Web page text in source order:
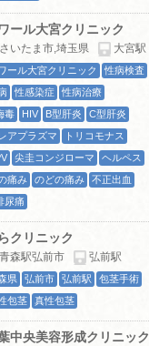
ール大宮クリニック
さいたま市,埼玉県 大宮駅
ール大宮クリニック
性病検査
性感染症
性病治療
毒 HIV B型肝炎
C型肝炎
アプラズマ
トリコモナス
尖圭コンジローマ
ヘルペス
痛み のどの痛み
不正出血
尿痛
クリニック
青森駅弘前市 弘前駅
県 弘前市 弘前駅
包茎手術
包茎
真性包茎
中央美容形成クリニック